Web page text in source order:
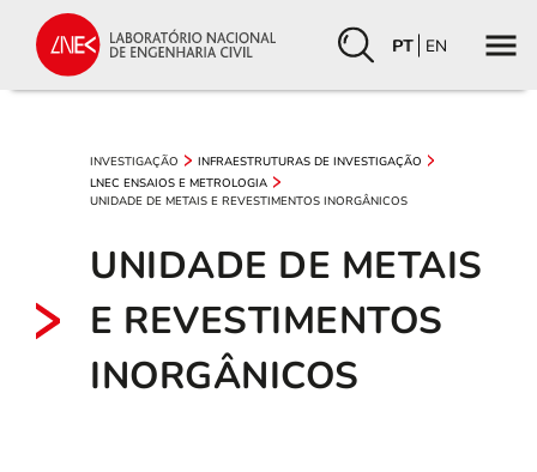
PT EN
INVESTIGAÇÃO
INFRAESTRUTURAS DE INVESTIGAÇÃO
LNEC ENSAIOS E METROLOGIA
UNIDADE DE METAIS E REVESTIMENTOS INORGÂNICOS
UNIDADE DE METAIS
E REVESTIMENTOS
INORGÂNICOS